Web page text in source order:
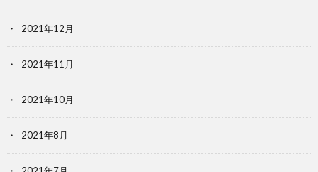
2021年12月
2021年11月
2021年10月
2021年8月